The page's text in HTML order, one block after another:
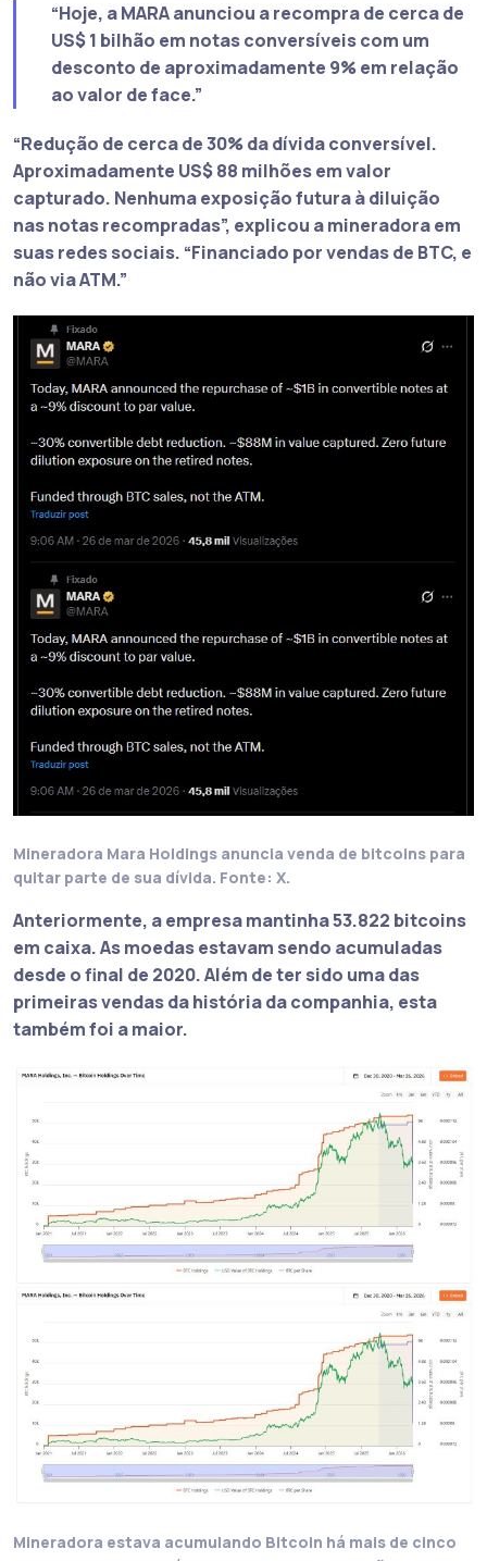
“Hoje, a MARA anunciou a recompra de cerca de
US$ 1 bilhão em notas conversíveis com um
desconto de aproximadamente 9% em relação
ao valor de face.”
“Redução de cerca de 30% da dívida conversível.
Aproximadamente US$ 88 milhões em valor
capturado. Nenhuma exposição futura à diluição
nas notas recompradas”, explicou a mineradora em
suas redes sociais. “Financiado por vendas de BTC, e
não via ATM.”
Mineradora Mara Holdings anuncia venda de bitcoins para
quitar parte de sua dívida. Fonte: X.
Anteriormente, aempresa mantinha 53.822 bitcoins
em caixa. As moedas estavam sendo acumuladas
desde o final de 2020. Além de ter sido uma das
primeiras vendas da história da companhia, esta
também foi a maior.
Mineradora estava acumulando Bitcoin há mais de cinco